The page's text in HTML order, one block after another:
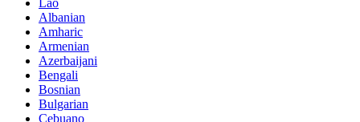
Lao
Albanian
Amharic
Armenian
Azerbaijani
Bengali
Bosnian
Bulgarian
Cebuano